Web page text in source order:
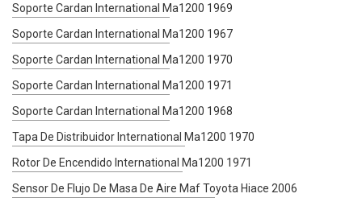
Soporte Cardan International Ma1200 1969
Soporte Cardan International Ma1200 1967
Soporte Cardan International Ma1200 1970
Soporte Cardan International Ma1200 1971
Soporte Cardan International Ma1200 1968
Tapa De Distribuidor International Ma1200 1970
Rotor De Encendido International Ma1200 1971
Sensor De Flujo De Masa De Aire Maf Toyota Hiace 2006